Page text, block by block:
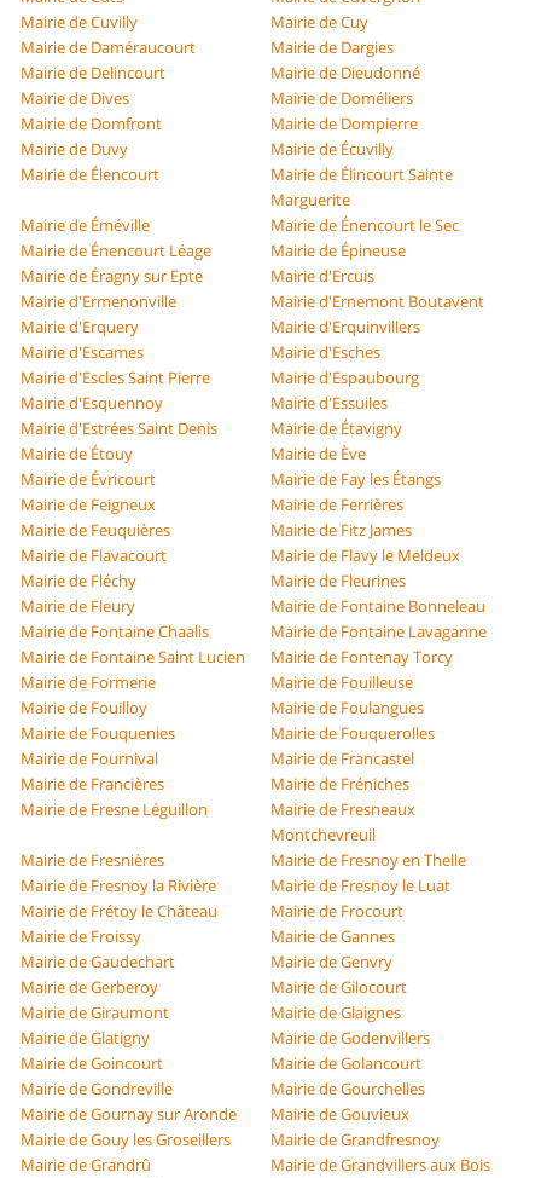
Mairie de Cuvilly
Mairie de Cuy
Mairie de Daméraucourt
Mairie de Dargies
Mairie de Delincourt
Mairie de Dieudonné
Mairie de Dives
Mairie de Doméliers
Mairie de Domfront
Mairie de Dompierre
Mairie de Duvy
Mairie de Écuvilly
Mairie de Élencourt
Mairie de Élincourt Sainte
Marguerite
Mairie de Éméville
Mairie de Énencourt le Sec
Mairie de Énencourt Léage
Mairie de Épineuse
Mairie de Éragny sur Epte
Mairie d'Ercuis
Mairie d'Ermenonville
Mairie d'Ernemont Boutavent
Mairie d'Erquery
Mairie d'Erquinvillers
Mairie d'Escames
Mairie d'Esches
Mairie d'Escles Saint Pierre
Mairie d'Espaubourg
Mairie d'Esquennoy
Mairie d'Essuiles
Mairie d'Estrées Saint Denis
Mairie de Étavigny
Mairie de Étouy
Mairie de Ève
Mairie de Évricourt
Mairie de Fay les Étangs
Mairie de Feigneux
Mairie de Ferrières
Mairie de Feuquières
Mairie de Fitz James
Mairie de Flavacourt
Mairie de Flavy le Meldeux
Mairie de Fléchy
Mairie de Fleurines
Mairie de Fleury
Mairie de Fontaine Bonneleau
Mairie de Fontaine Chaalis
Mairie de Fontaine Lavaganne
Mairie de Fontaine Saint Lucien
Mairie de Fontenay Torcy
Mairie de Formerie
Mairie de Fouilleuse
Mairie de Fouilloy
Mairie de Foulangues
Mairie de Fouquenies
Mairie de Fouquerolles
Mairie de Fournival
Mairie de Francastel
Mairie de Francières
Mairie de Fréniches
Mairie de Fresne Léguillon
Mairie de Fresneaux
Montchevreuil
Mairie de Fresnières
Mairie de Fresnoy en Thelle
Mairie de Fresnoy la Rivière
Mairie de Fresnoy le Luat
Mairie de Frétoy le Château
Mairie de Frocourt
Mairie de Froissy
Mairie de Gannes
Mairie de Gaudechart
Mairie de Genvry
Mairie de Gerberoy
Mairie de Gilocourt
Mairie de Giraumont
Mairie de Glaignes
Mairie de Glatigny
Mairie de Godenvillers
Mairie de Goincourt
Mairie de Golancourt
Mairie de Gondreville
Mairie de Gourchelles
Mairie de Gournay sur Aronde
Mairie de Gouvieux
Mairie de Gouy les Groseillers
Mairie de Grandfresnoy
Mairie de Grandrû
Mairie de Grandvillers aux Bois